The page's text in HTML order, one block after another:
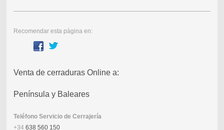
Recomendar esta página en:
Venta de cerraduras Online a:
Península y Baleares
Teléfono Servicio de Cerrajería
+34 638 560 150